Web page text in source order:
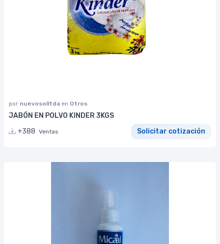
por nuevosolltda en Otros
JABÓN EN POLVO KINDER 3KGS
+388 Ventas Solicitar cotización